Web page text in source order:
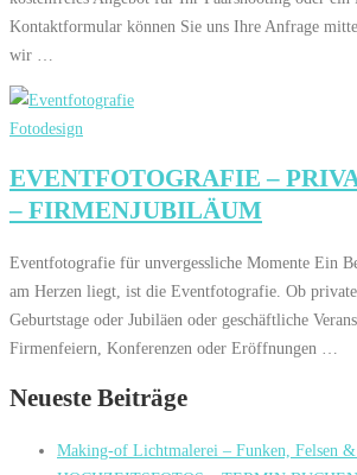
Kontaktformular können Sie uns Ihre Anfrage
wir …
Fotodesign
EVENTFOTOGRAFIE –
– FIRMENJUBILÄUM
Eventfotografie für unvergessliche Momente Ein
am Herzen liegt, ist die Eventfotografie. Ob
Geburtstage oder Jubiläen oder geschäftliche
Firmenfeiern, Konferenzen oder Eröffnungen …
Neueste Beiträge
Making-of Lichtmalerei – Funken, Felsen &